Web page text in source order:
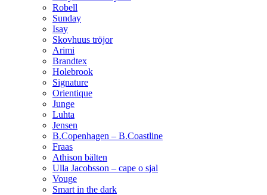
Robell
Sunday
Isay
Skovhuus tröjor
Arimi
Brandtex
Holebrook
Signature
Orientique
Junge
Luhta
Jensen
B.Copenhagen – B.Coastline
Fraas
Athison bälten
Ulla Jacobsson – cape o sjal
Vouge
Smart in the dark